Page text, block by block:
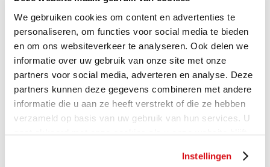
We gebruiken cookies om content en advertenties te
personaliseren, om functies voor social media te bieden
en om ons websiteverkeer te analyseren. Ook delen we
informatie over uw gebruik van onze site met onze
partners voor social media, adverteren en analyse. Deze
partners kunnen deze gegevens combineren met andere
informatie die u aan ze heeft verstrekt of die ze hebben
verzameld op basis van uw gebruik van hun services. U
gaat akkoord met onze cookies als u onze website blijft
Instellingen